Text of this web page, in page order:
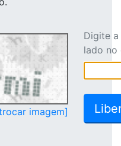
imagem]
Digite
lado no